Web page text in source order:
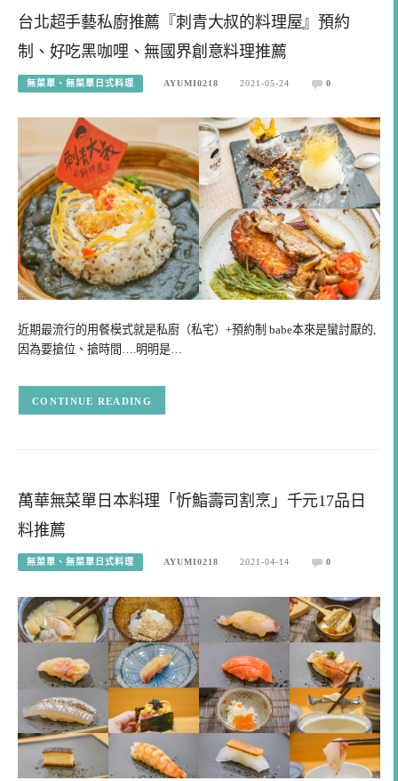
台北超手藝私廚推薦『刺青大叔的料理屋』預約
制、好吃黑咖哩、無國界創意料理推薦
無菜單、無菜單日式料理 AYUMI0218 2021-05-24 0
近期最流行的用餐模式就是私廚（私宅）+預約制 babe本來是蠻討厭的,
因為要搶位、搶時間….明明是…
CONTINUE READING
萬華無菜單日本料理「忻鮨壽司割烹」千元17品日
料推薦
無菜單、無菜單日式料理 AYUMI0218 2021-04-14 0